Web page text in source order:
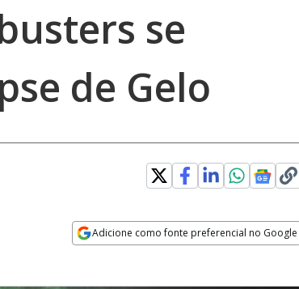
se
de Gelo
Adicione como fonte preferencial no Google